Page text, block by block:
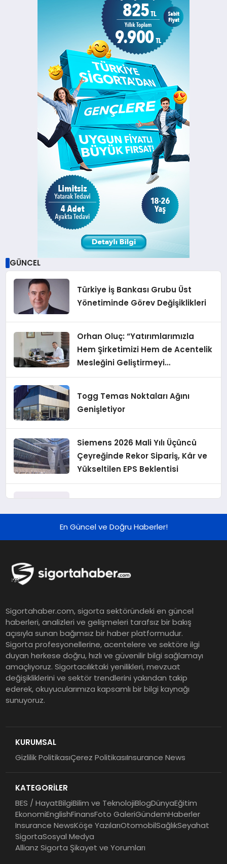
GÜNCEL
Türkiye İş Bankası Grubu Üst
Yönetiminde Görev Değişiklikleri
Orhan Oluç: “Yatırımlarımızla
Hem Şirketimizi Hem de Acentelik
Mesleğini Geliştirmeyi
Hedefliyoruz”
Togg Temas Noktaları Ağını
Genişletiyor
Siemens 2026 Mali Yılı Üçüncü
Çeyreğinde Rekor Sipariş, Kâr ve
Yükseltilen EPS Beklentisi
Finansal Sonuçlarını Açıkladı
Grup Müdürü Olarak Atandı
Mevduat kısa vadeyi, koruma
ürünleri uzun vadeyi tutuyor
Şekerbank 2026 İlk Yarı Finansal
Sonuçları
EY Küresel Siber Güvenlik
Dayanıklılık
En Güncel ve Doğru Haberler!
Sigortahaber.com, sigorta sektöründeki en güncel
haberleri, analizleri ve gelişmeleri tarafsız bir bakış
açısıyla sunan bağımsız bir haber platformudur.
Sigorta profesyonellerine, acentelere ve sektöre ilgi
duyan herkese doğru, hızlı ve güvenilir bilgi sağlamayı
amaçlıyoruz. Sigortacılıktaki yenilikleri, mevzuat
değişikliklerini ve sektör trendlerini yakından takip
ederek, okuyucularımıza kapsamlı bir bilgi kaynağı
sunuyoruz.
KURUMSAL
Gizlilik PolitikasıÇerez PolitikasıInsurance News
KATEGORİLER
BES / HayatBilgiBilim ve TeknolojiBlogDünyaEğitim
EkonomiEnglishFinansFoto GaleriGündemHaberler
Insurance NewsKöşe YazılarıOtomobilSağlıkSeyahat
SigortaSosyal Medya
Allianz Sigorta Şikayet ve Yorumları